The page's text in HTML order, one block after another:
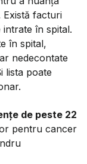
facturi
în spital.
în spital,
nedecontate
lista poate
de peste 22
pentru cancer